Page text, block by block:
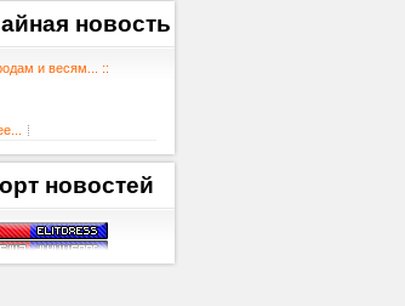
новость
новостей